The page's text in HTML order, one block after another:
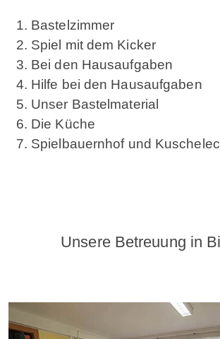
Bastelzimmer
Spiel mit dem Kicker
Bei den Hausaufgaben
Hilfe bei den Hausaufgaben
Unser Bastelmaterial
Die Küche
Spielbauernhof und
Unsere Betreuung in